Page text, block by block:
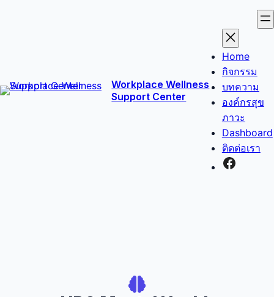
Workplace Wellness
Support Center
Home
กิจกรรม
บทความ
องค์กรสุข
ภาวะ
Dashboard
ติดต่อเรา